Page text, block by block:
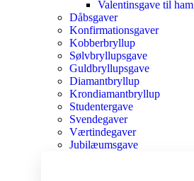
Valentinsgave til ham
Dåbsgaver
Konfirmationsgaver
Kobberbryllup
Sølvbryllupsgave
Guldbryllupsgave
Diamantbryllup
Krondiamantbryllup
Studentergave
Svendegaver
Værtindegaver
Jubilæumsgave